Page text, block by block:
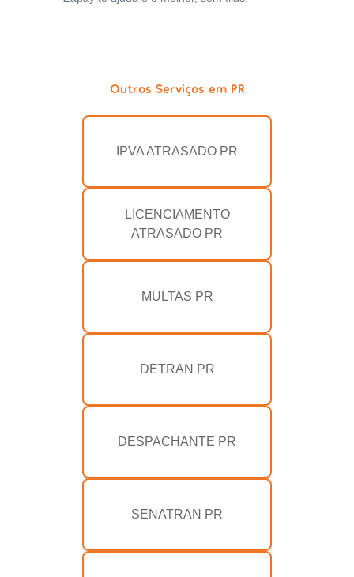
Outros Serviços em PR
IPVA ATRASADO PR
LICENCIAMENTO
ATRASADO PR
MULTAS PR
DETRAN PR
DESPACHANTE PR
SENATRAN PR